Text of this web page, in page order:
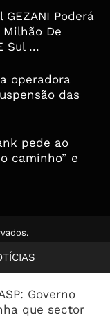
Governo
que sector
Poderá
De
Sul ...
operadora
das
pede ao
caminho” e